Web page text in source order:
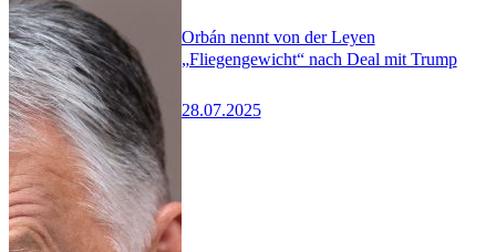
Orbán nennt von der Leyen
„Fliegengewicht“ nach Deal mit Trump
28.07.2025